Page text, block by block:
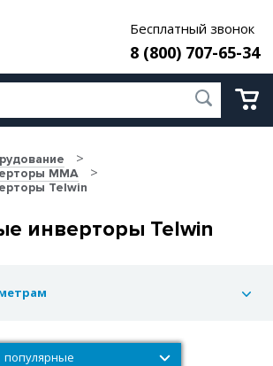
Бесплатный звонок
8 (800) 707-65-34
MMA
Telwin
инверторы Telwin
популярные
популярные